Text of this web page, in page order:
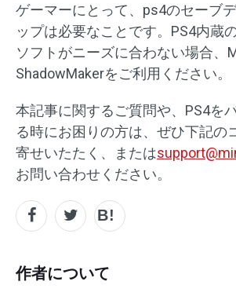
ゲーマーにとって、ps4のセーブ
ップは必要なことです。PS4内蔵
ソフトがニーズに合わない場合、
ShadowMakerをご利用ください。
本記事に関するご質問や、PS4を
る時にお困りの方は、ぜひ下記の
寄せいたたく、または
お問い合わせください。
作者について